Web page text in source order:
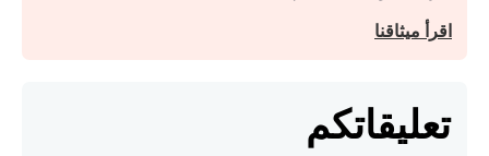
اقرأ ميثاقنا
تعليقاتكم